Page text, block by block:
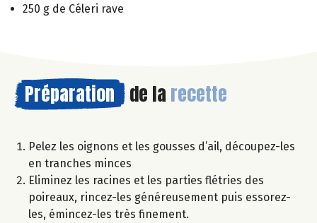
250 g de Céleri rave
Préparation de la recette
Pelez les oignons et les gousses d’ail, découpez-les
en tranches minces
Eliminez les racines et les parties flétries des
poireaux, rincez-les généreusement puis essorez-
les, émincez-les très finement.